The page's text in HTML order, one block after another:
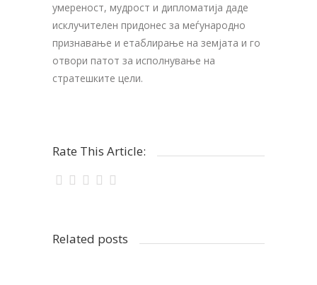
умереност, мудрост и дипломатија даде
исклучителен придонес за меѓународно
признавање и етаблирање на земјата и го
отвори патот за исполнување на
стратешките цели.
Rate This Article:
Related posts